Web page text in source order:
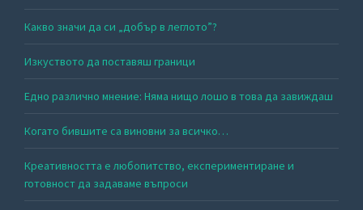
Какво значи да си „добър в леглото”?
Изкуството да поставяш граници
Едно различно мнение: Няма нищо лошо в това да завиждаш
Когато бившите са виновни за всичко…
Креативността е любопитство, експериментиране и
готовност да задаваме въпроси